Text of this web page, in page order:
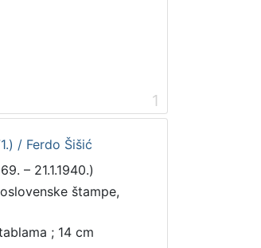
1
/ Ferdo Šišić
– 21.1.1940.)
štampe,
; 14 cm